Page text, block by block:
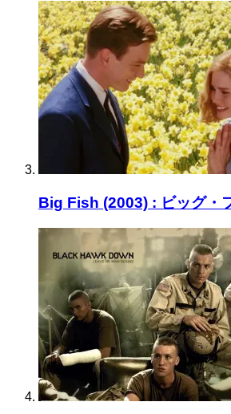
Big Fish (2003) : ビッグ・